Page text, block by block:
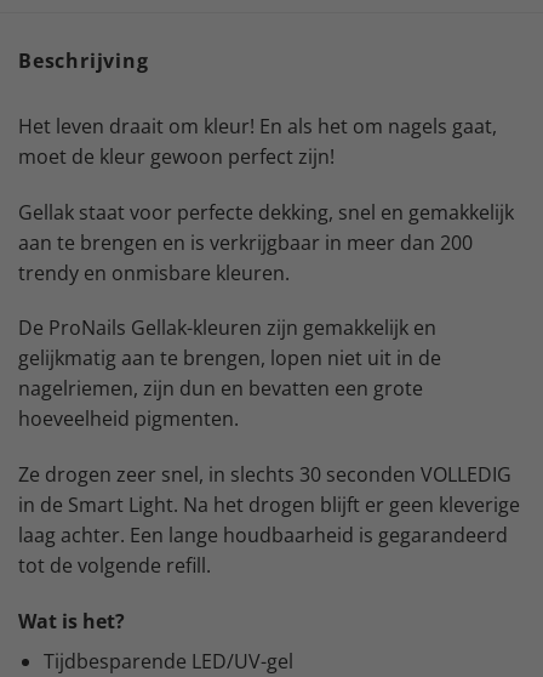
Beschrijving
Het leven draait om kleur! En als het om nagels gaat,
moet de kleur gewoon perfect zijn!
Gellak staat voor perfecte dekking, snel en gemakkelijk
aan te brengen en is verkrijgbaar in meer dan 200
trendy en onmisbare kleuren.
De ProNails Gellak-kleuren zijn gemakkelijk en
gelijkmatig aan te brengen, lopen niet uit in de
nagelriemen, zijn dun en bevatten een grote
hoeveelheid pigmenten.
Ze drogen zeer snel, in slechts 30 seconden VOLLEDIG
in de Smart Light. Na het drogen blijft er geen kleverige
laag achter. Een lange houdbaarheid is gegarandeerd
tot de volgende refill.
Wat is het?
Tijdbesparende LED/UV-gel